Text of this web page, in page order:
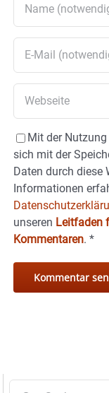
Mit der
sich mit der
Daten durch diese
Informationen
unseren Leitfaden
Kommentaren. *